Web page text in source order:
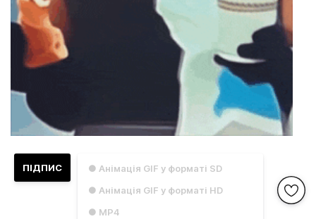
● Анімація GIF у форматі SD
● Анімація GIF у форматі HD
● MP4
ПІДПИС